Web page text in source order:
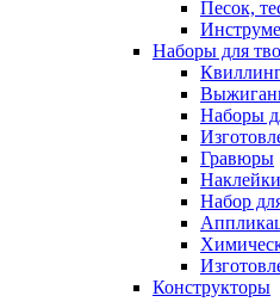
Песок,
Наборы для
Наборы
Гравюры
Набор
Конструкторы